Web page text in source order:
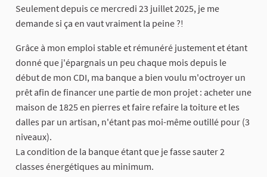
Seulement depuis ce mercredi 23 juillet 2025, je me
demande si ça en vaut vraiment la peine ?!
Grâce à mon emploi stable et rémunéré justement et étant
donné que j'épargnais un peu chaque mois depuis le
début de mon CDI, ma banque a bien voulu m'octroyer un
prêt afin de financer une partie de mon projet : acheter une
maison de 1825 en pierres et faire refaire la toiture et les
dalles par un artisan, n'étant pas moi-même outillé pour (3
niveaux).
La condition de la banque étant que je fasse sauter 2
classes énergétiques au minimum.